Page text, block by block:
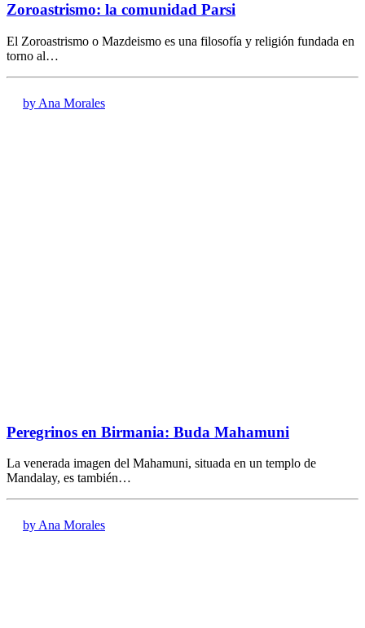
Zoroastrismo: la comunidad Parsi
El Zoroastrismo o Mazdeismo es una filosofía y religión fundada en
torno al…
by Ana Morales
Peregrinos en Birmania: Buda Mahamuni
La venerada imagen del Mahamuni, situada en un templo de
Mandalay, es también…
by Ana Morales